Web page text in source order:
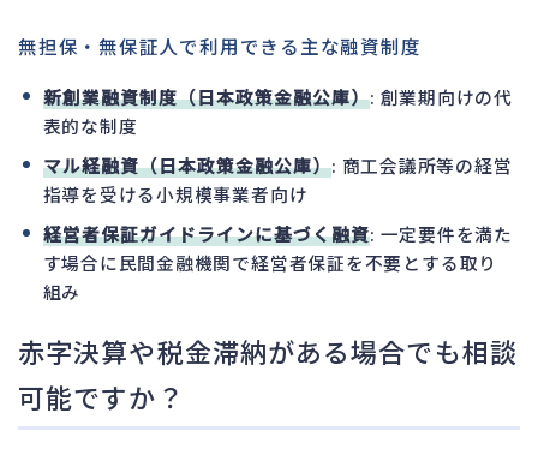
無担保・無保証人で利用できる主な融資制度
新創業融資制度（日本政策金融公庫）: 創業期向けの代
表的な制度
マル経融資（日本政策金融公庫）: 商工会議所等の経営
指導を受ける小規模事業者向け
経営者保証ガイドラインに基づく融資: 一定要件を満た
す場合に民間金融機関で経営者保証を不要とする取り
組み
赤字決算や税金滞納がある場合でも相談
可能ですか？